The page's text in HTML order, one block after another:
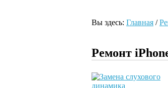
Вы здесь: Главная /
Ремонт